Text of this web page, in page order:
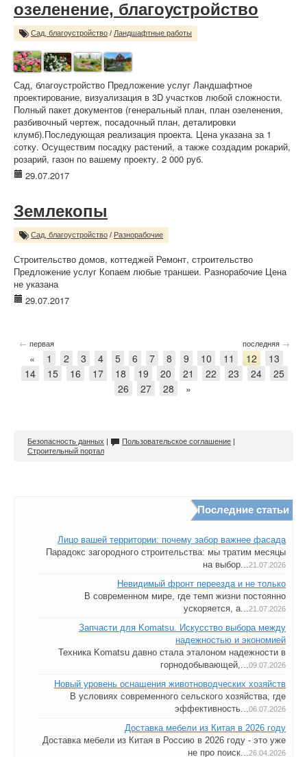
озеленение, благоустройство
Сад, благоустройство / Ландшафтные работы
Сад, благоустройство Предложение услуг Ландшафтное
проектирование, визуализация в 3D участков любой сложности.
Полный пакет документов (генеральный план, план озеленения,
разбивочный чертеж, посадочный план, деталировки
клумб).Последующая реализация проекта. Цена указана за 1
сотку. Осуществим посадку растений, а также создадим рокарий,
розарий, газон по вашему проекту. 2 000 руб.
29.07.2017
Землекопы
Сад, благоустройство / Разнорабочие
Строительство домов, коттеджей Ремонт, строительство
Предложение услуг Копаем любые траншеи. Разнорабочие Цена
не указана
29.07.2017
← первая последняя →
« 1 2 3 4 5 6 7 8 9 10 11 12
13
14
15 16 17 18 19 20 21 22 23 24
25
26
27 28 »
Безопасность данных | Пользовательское соглашение |
Строительный портал
Последние статьи
Лицо вашей территории: почему забор важнее фасада
Парадокс загородного строительства: мы тратим месяцы
на выбор...21.07.2026
Невидимый фронт переезда и не только
В современном мире, где темп жизни постоянно
ускоряется, а...21.07.2026
Запчасти для Komatsu. Искусство выбора между
надежностью и экономией
Техника Komatsu давно стала эталоном надежности в
горнодобывающей,...09.07.2026
Новый уровень оснащения животноводческих хозяйств
В условиях современного сельского хозяйства, где
эффективность...06.07.2026
Доставка мебели из Китая в 2026 году
Доставка мебели из Китая в Россию в 2026 году - это уже
не про поиск...26.04.2026